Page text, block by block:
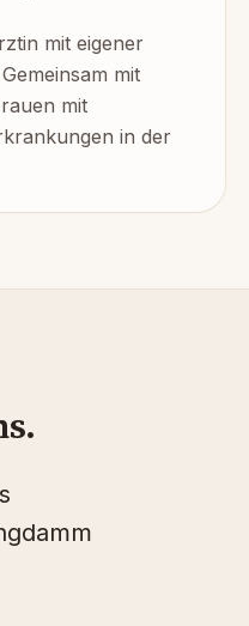
mit eigener
mit
mit
in der